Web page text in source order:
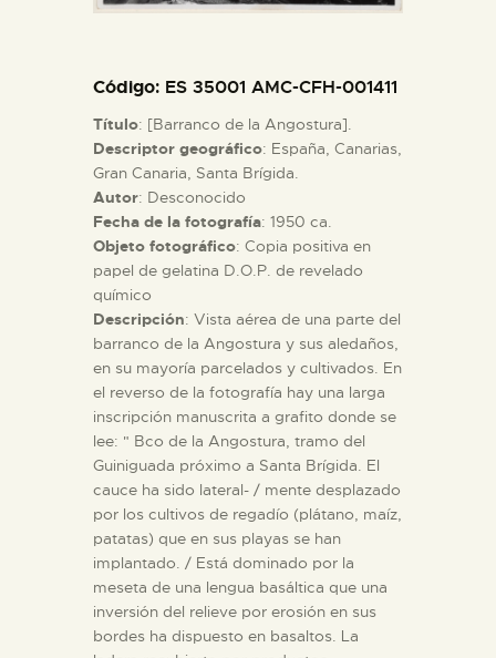
COLECCIONES
DIDÁCTICA
ESPAÑOL
Código: ES 35001 AMC-CFH-001411
Título: [Barranco de la Angostura].
Descriptor geográfico: España, Canarias,
Gran Canaria, Santa Brígida.
Autor: Desconocido
Fecha de la fotografía: 1950 ca.
Objeto fotográfico: Copia positiva en
papel de gelatina D.O.P. de revelado
químico
Descripción: Vista aérea de una parte del
barranco de la Angostura y sus aledaños,
en su mayoría parcelados y cultivados. En
el reverso de la fotografía hay una larga
inscripción manuscrita a grafito donde se
lee: " Bco de la Angostura, tramo del
Guiniguada próximo a Santa Brígida. El
cauce ha sido lateral- / mente desplazado
por los cultivos de regadío (plátano, maíz,
patatas) que en sus playas se han
implantado. / Está dominado por la
meseta de una lengua basáltica que una
inversión del relieve por erosión en sus
bordes ha dispuesto en basaltos. La